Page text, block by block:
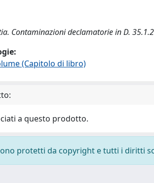
Contaminazioni declamatorie in D.
(Capitolo di libro)
a questo prodotto.
protetti da copyright e tutti i diritti